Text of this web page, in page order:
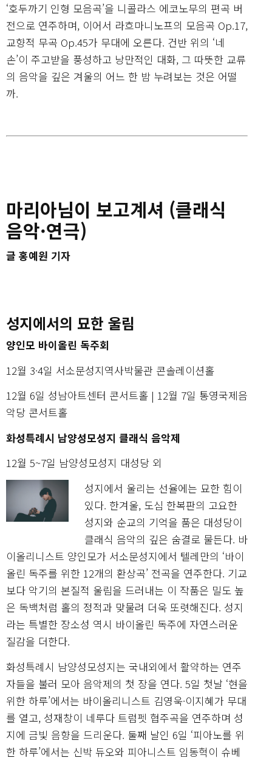
‘호두까기 인형 모음곡’을 니콜라스 에코노무의 편곡 버
전으로 연주하며, 이어서 라흐마니노프의 모음곡 Op.17,
교향적 무곡 Op.45가 무대에 오른다. 건반 위의 ‘네
손’이 주고받을 풍성하고 낭만적인 대화, 그 따뜻한 교류
의 음악을 깊은 겨울의 어느 한 밤 누려보는 것은 어떨
까.
마리아님이 보고계셔 (클래식
음악·연극)
글 홍예원 기자
성지에서의 묘한 울림
양인모 바이올린 독주회
12월 3·4일 서소문성지역사박물관 콘솔레이션홀
12월 6일 성남아트센터 콘서트홀 | 12월 7일 통영국제음
악당 콘서트홀
화성특례시 남양성모성지 클래식 음악제
12월 5~7일 남양성모성지 대성당 외
성지에서 울리는 선율에는 묘한 힘이
있다. 한겨울, 도심 한복판의 고요한
성지와 순교의 기억을 품은 대성당이
클래식 음악의 깊은 숨결로 물든다. 바
이올리니스트 양인모가 서소문성지에서 텔레만의 ‘바이
올린 독주를 위한 12개의 환상곡’ 전곡을 연주한다. 기교
보다 악기의 본질적 울림을 드러내는 이 작품은 밀도 높
은 독백처럼 홀의 정적과 맞물려 더욱 또렷해진다. 성지
라는 특별한 장소성 역시 바이올린 독주에 자연스러운
질감을 더한다.
화성특례시 남양성모성지는 국내외에서 활약하는 연주
자들을 불러 모아 음악제의 첫 장을 연다. 5일 첫날 ‘현을
위한 하루’에서는 바이올리니스트 김영욱·이지혜가 무대
를 열고, 성재창이 네루다 트럼펫 협주곡을 연주하며 성
지에 금빛 음향을 드리운다. 둘째 날인 6일 ‘피아노를 위
한 하루’에서는 신박 듀오와 피아니스트 임동혁이 슈베